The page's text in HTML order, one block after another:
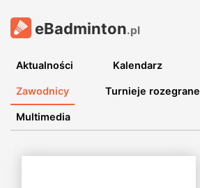
eBadminton.pl
Aktualności Kalendarz
Zawodnicy Turnieje rozegrane
Multimedia